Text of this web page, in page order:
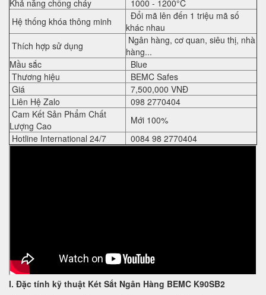
Khả năng chống cháy
1000 - 1200°C
Hệ thống khóa thông minh
Đổi mã lên đến 1 triệu mã số
khác nhau
Thích hợp sử dụng
Ngân hàng, cơ quan, siêu thị, nhà
hàng...
Mầu sắc
Blue
Thương hiệu
BEMC Safes
Giá
7,500,000 VNĐ
Liên Hệ Zalo
098 2770404
Cam Kết Sản Phẩm Chất
Lượng Cao
Mới 100%
Hotline International 24/7
0084 98 2770404
I. Đặc tính kỹ thuật Két Sắt Ngân Hàng BEMC K90SB2